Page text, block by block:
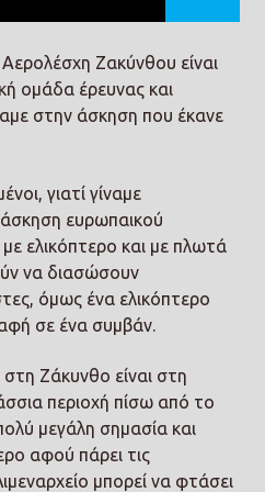
Ζακύνθου είναι
ομάδα έρευνας και
στην άσκηση που έκανε
γιατί γίναμε
ευρωπαικού
ελικόπτερο και με πλωτά
να διασώσουν
όμως ένα ελικόπτερο
σε ένα συμβάν.
Ζάκυνθο είναι στη
περιοχή πίσω από το
μεγάλη σημασία και
αφού πάρει τις
μπορεί να φτάσει